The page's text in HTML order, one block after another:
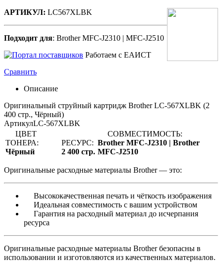
АРТИКУЛ: LC567XLBK
Подходит для: Brother MFC-J2310 | MFC-J2510
Работаем с ЕАИСТ
Сравнить
Описание
Оригинальный струйный картридж Brother LC-567XLBK (2
400 стр., Чёрный)
АртикулLC-567XLBK
ЦВЕТ
ТОНЕРА:
Чёрный
РЕСУРС:
2 400 стр.
СОВМЕСТИМОСТЬ:
Brother MFC-J2310 | Brother
MFC-J2510
Оригинальные расходные материалы Brother — это:
Высококачественная печать и чёткость изображения
Идеальная совместимость с вашим устройством
Гарантия на расходный материал до исчерпания
ресурса
Оригинальные расходные материалы Brother безопасны в
использовании и изготовляются из качественных материалов.